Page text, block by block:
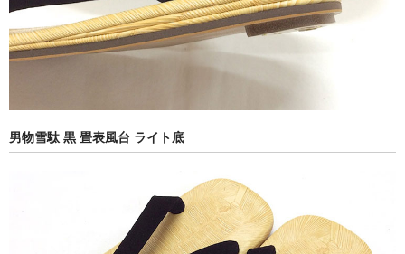
男物雪駄 黒 畳表風台 ライト底